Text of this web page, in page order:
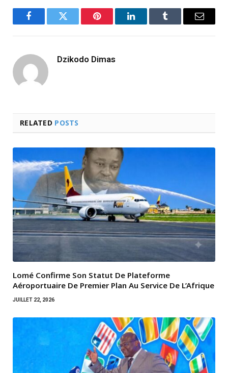
FacebookTwitter Pinterest LinkedInTumblr Email
Dzikodo Dimas
RELATED POSTS
Lomé Confirme Son Statut De Plateforme
Aéroportuaire De Premier Plan Au Service De L’Afrique
JUILLET 22, 2026